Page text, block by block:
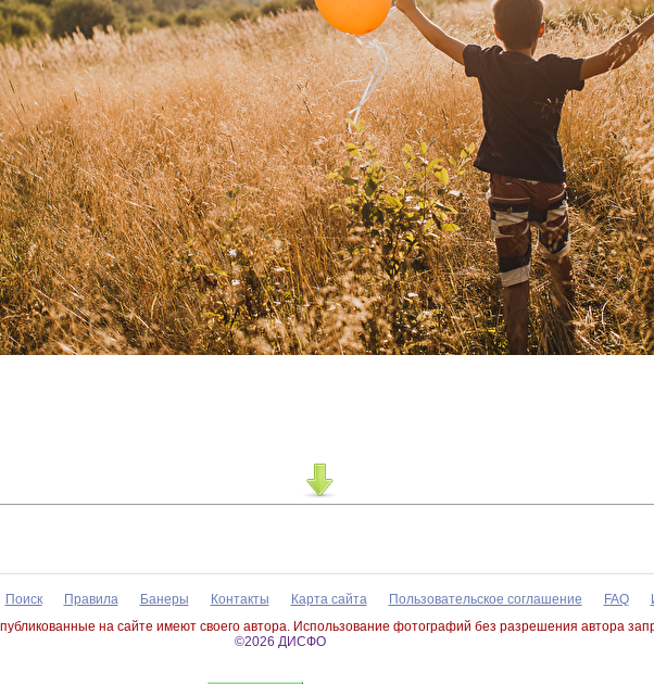
Поиск Правила Банеры Контакты Карта сайта Пользовательское соглашение FAQ
на сайте имеют своего автора. Использование фотографий без разрешения автора
©2026 ДИСФО